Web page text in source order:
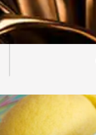
Desserts